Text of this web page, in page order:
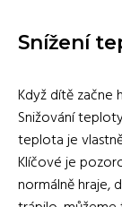
Snížení
Když dítě začne
Snižování
teplota je
Klíčové je
normálně hraje,